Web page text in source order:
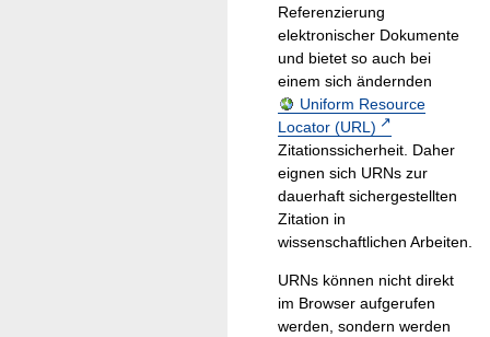
Referenzierung
elektronischer Dokumente
und bietet so auch bei
einem sich ändernden
Uniform Resource
Locator (URL)
Zitationssicherheit. Daher
eignen sich URNs zur
dauerhaft sichergestellten
Zitation in
wissenschaftlichen Arbeiten.
URNs können nicht direkt
im Browser aufgerufen
werden, sondern werden